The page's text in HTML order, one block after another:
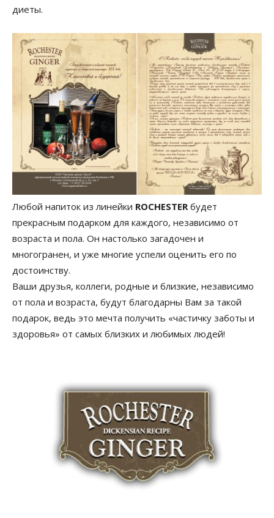
диеты.
Любой напиток из линейки ROCHESTER будет
прекрасным подарком для каждого, независимо от
возраста и пола. Он настолько загадочен и
многогранен, и уже многие успели оценить его по
достоинству.
Ваши друзья, коллеги, родные и близкие, независимо
от пола и возраста, будут благодарны Вам за такой
подарок, ведь это мечта получить «частичку заботы и
здоровья» от самых близких и любимых людей!